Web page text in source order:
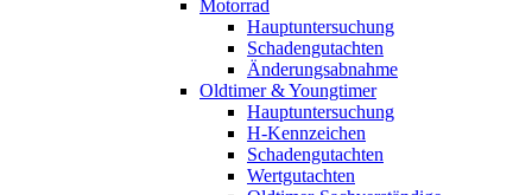
Motorrad
Hauptuntersuchung
Schadengutachten
Änderungsabnahme
Oldtimer & Youngtimer
Hauptuntersuchung
H-Kennzeichen
Schadengutachten
Wertgutachten